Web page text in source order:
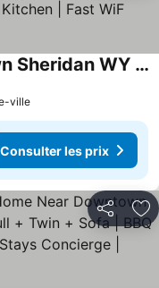
Harbour Hideout | Downtown Sheridan WY Basement Stay | 3 King Beds | Sleeps 8 | Steps to Blacktooth Brewing | Free BJJ Class | Full Kitchen | Fast WiF
ville
Consulter les prix
Partager